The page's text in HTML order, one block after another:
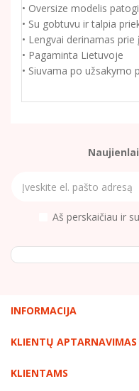
• Oversize modelis
• Su gobtuvu ir talpia
• Lengvai derinamas
• Pagaminta Lietuvoje
• Siuvama po užsakymo
Aš perskaičiau ir
INFORMACIJA
KLIENTŲ APTARNAVIMAS
KLIENTAMS